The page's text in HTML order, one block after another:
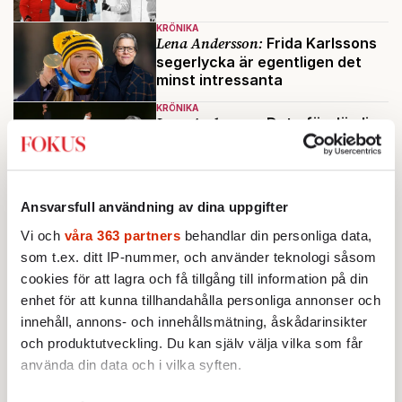
Ansvarsfull användning av dina uppgifter
Vi och våra 363 partners behandlar din personliga data,
som t.ex. ditt IP-nummer, och använder teknologi såsom
cookies för att lagra och få tillgång till information på din
enhet för att kunna tillhandahålla personliga annonser och
innehåll, annons- och innehållsmätning, åskådarinsikter
och produktutveckling. Du kan själv välja vilka som får
använda din data och i vilka syften.
KRÖNIKA
Lena Andersson: Frida Karlssons
segerlycka är egentligen det
minst intressanta
KRÖNIKA
Lena Andersson:
Det oförglömliga
loppet fick Olympens gudar att
Lena Andersson:OS var en
storslagna fanns
Ladda fler
Mest lästa